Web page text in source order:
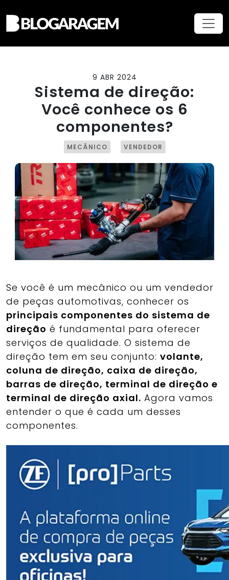
9 ABR 2024
Sistema de direção:
Você conhece os 6
componentes?
MECÂNICO VENDEDOR
Se você é um mecânico ou um vendedor
de peças automotivas, conhecer os
principais componentes do sistema de
direção é fundamental para oferecer
serviços de qualidade. O sistema de
direção tem em seu conjunto: volante,
coluna de direção, caixa de direção,
barras de direção, terminal de direção e
terminal de direção axial. Agora vamos
entender o que é cada um desses
componentes.